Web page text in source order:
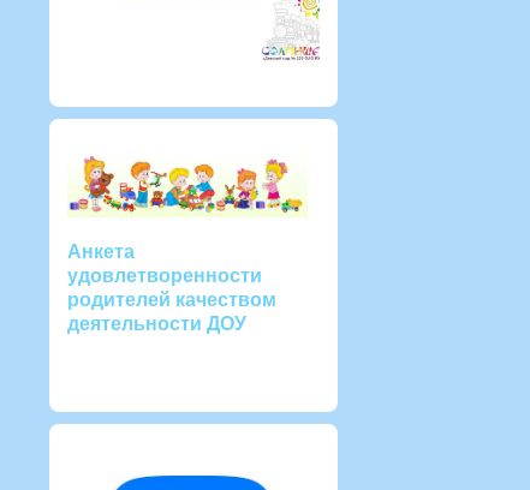
Анкета
удовлетворенности
родителей качеством
деятельности ДОУ